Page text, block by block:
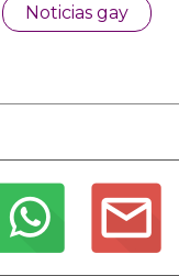
Noticias gay